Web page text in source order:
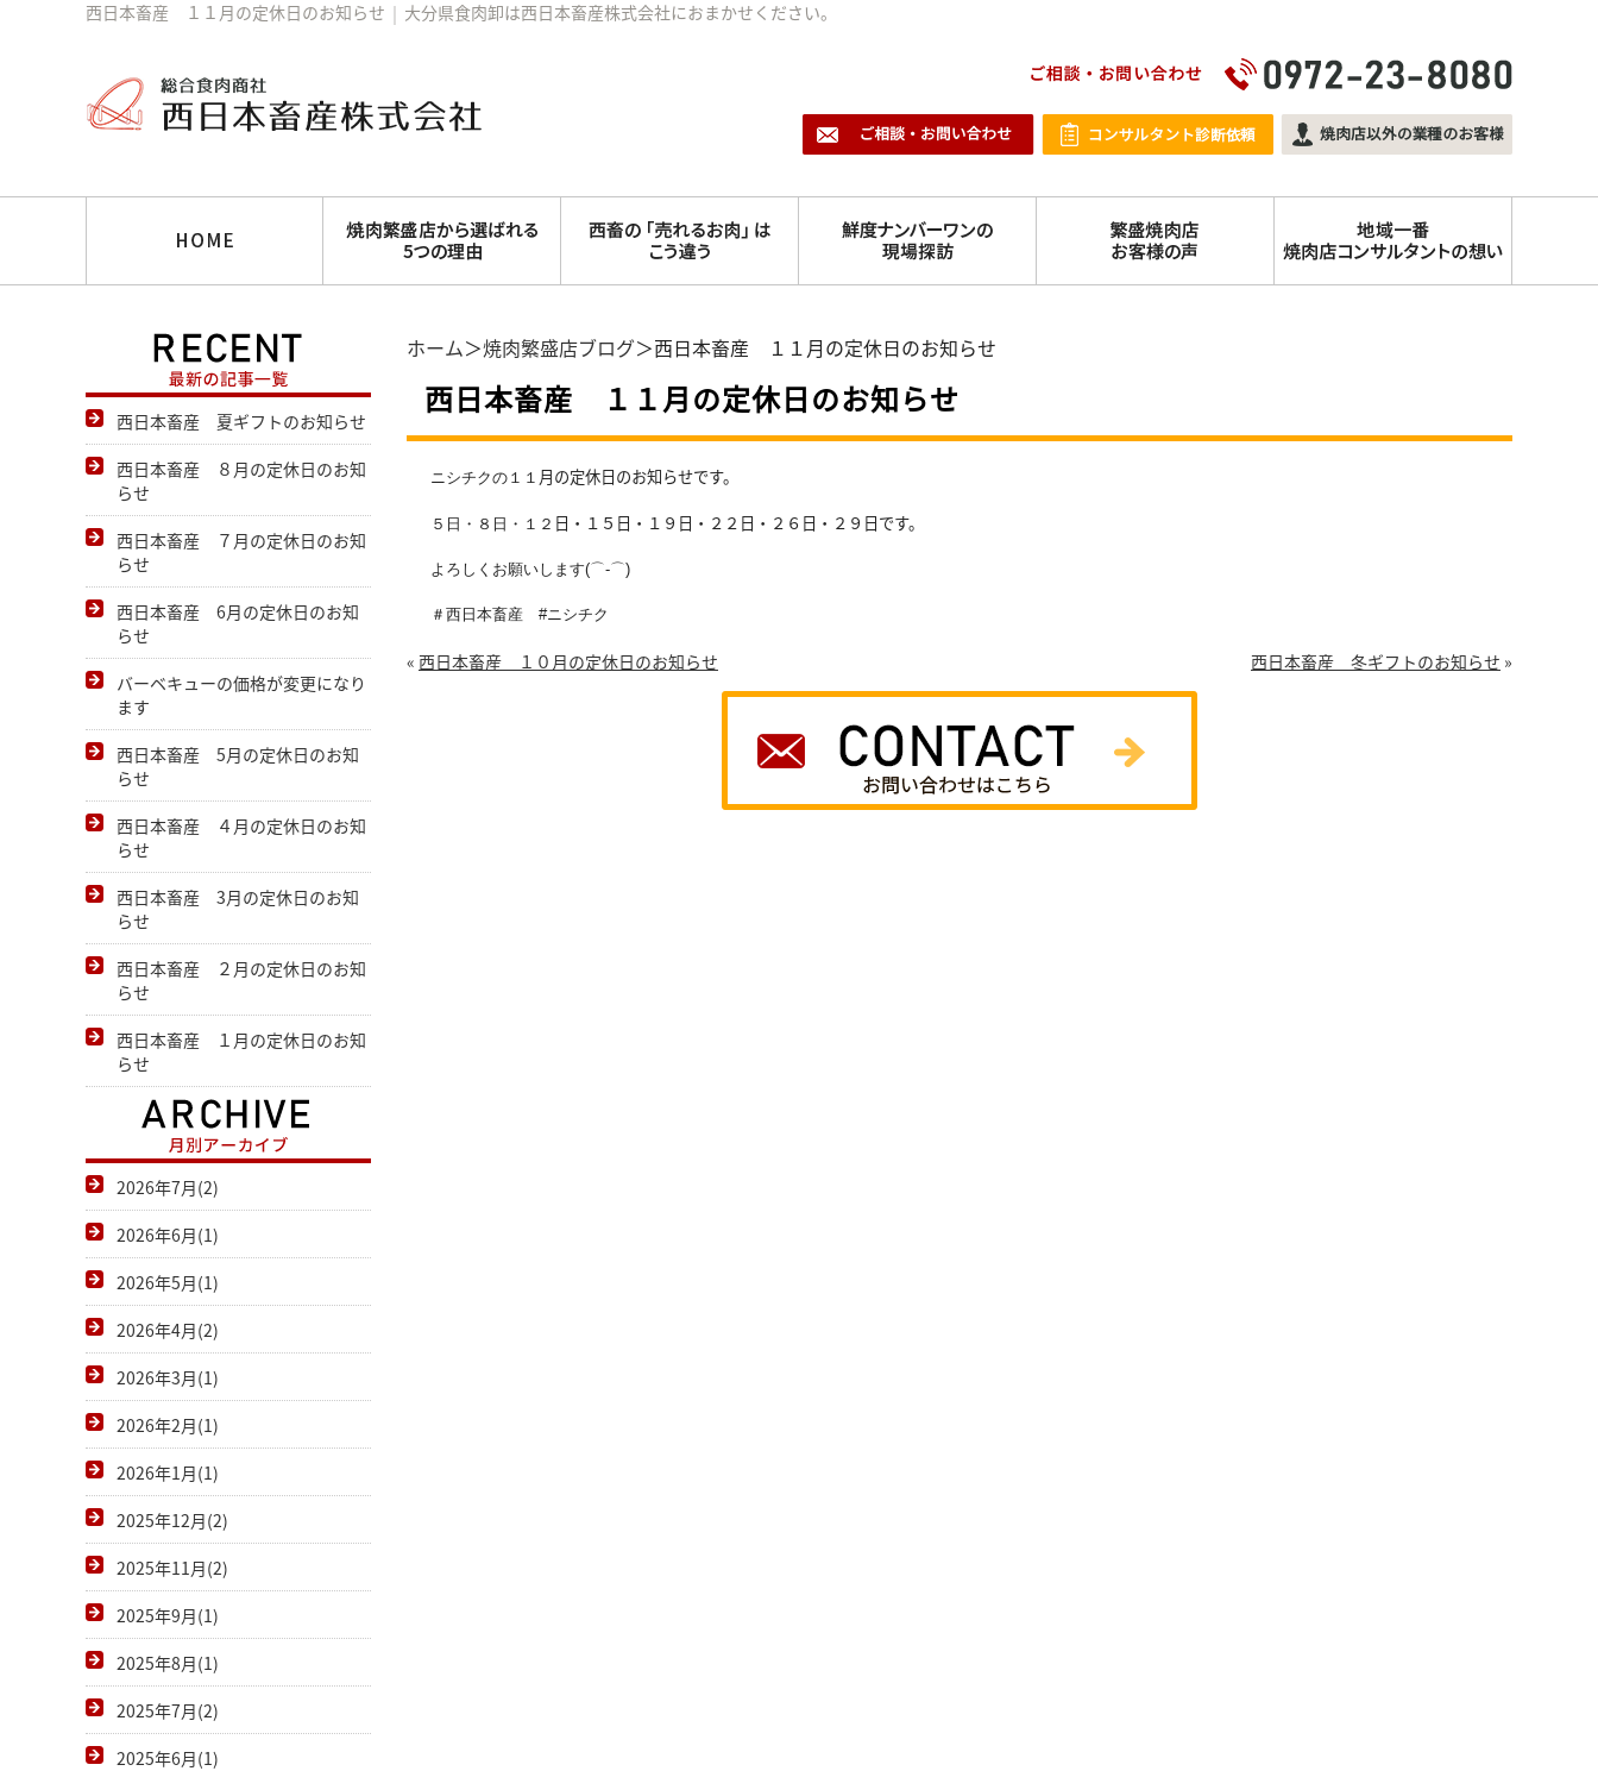
西日本畜産 １１月の定休日のお知らせ │ 大分県食肉卸は西日本畜産株式会社におまかせください。
ホーム＞焼肉繁盛店ブログ＞西日本畜産 １１月の定休日のお知らせ
西日本畜産 １１月の定休日のお知らせ
ニシチクの１１ 月の定休日のお知らせです。
５日・ ８日・ １２ 日・１５日・１９日・２２日・２６ 日・２９日です。
よろしくお願いします(⌒-⌒)
＃西日本畜産 #ニシチク
« 西日本畜産 １０月の定休日のお知らせ 西日本畜産 冬ギフトのお知らせ »
西日本畜産 夏ギフトのお知らせ
西日本畜産 ８月の定休日のお知
らせ
西日本畜産 ７月の定休日のお知
らせ
西日本畜産 6月の定休日のお知
らせ
バーベキューの価格が変更になり
ます
西日本畜産 5月の定休日のお知
らせ
西日本畜産 ４月の定休日のお知
らせ
西日本畜産 3月の定休日のお知
らせ
西日本畜産 ２月の定休日のお知
らせ
西日本畜産 １月の定休日のお知
らせ
2026年7月(2)
2026年6月(1)
2026年5月(1)
2026年4月(2)
2026年3月(1)
2026年2月(1)
2026年1月(1)
2025年12月(2)
2025年11月(2)
2025年9月(1)
2025年8月(1)
2025年7月(2)
2025年6月(1)